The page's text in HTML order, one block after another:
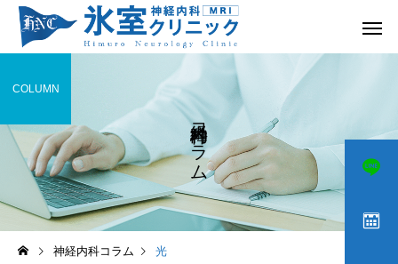
頭痛
神経内科コラム
COLUMN
神経内科コラム 光